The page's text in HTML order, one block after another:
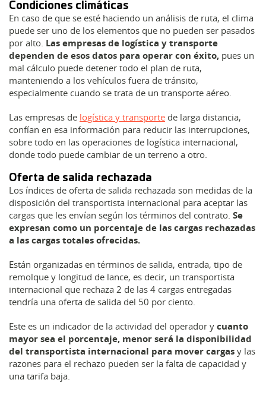
Condiciones climáticas
En caso de que se esté haciendo un análisis de ruta, el clima
puede ser uno de los elementos que no pueden ser pasados
por alto. Las empresas de logística y transporte
dependen de esos datos para operar con éxito, pues un
mal cálculo puede detener todo el plan de ruta,
manteniendo a los vehículos fuera de tránsito,
especialmente cuando se trata de un transporte aéreo.
Las empresas de logística y transporte de larga distancia,
confían en esa información para reducir las interrupciones,
sobre todo en las operaciones de logística internacional,
donde todo puede cambiar de un terreno a otro.
Oferta de salida rechazada
Los índices de oferta de salida rechazada son medidas de la
disposición del transportista internacional para aceptar las
cargas que les envían según los términos del contrato. Se
expresan como un porcentaje de las cargas rechazadas
a las cargas totales ofrecidas.
Están organizadas en términos de salida, entrada, tipo de
remolque y longitud de lance, es decir, un transportista
internacional que rechaza 2 de las 4 cargas entregadas
tendría una oferta de salida del 50 por ciento.
Este es un indicador de la actividad del operador y cuanto
mayor sea el porcentaje, menor será la disponibilidad
del transportista internacional para mover cargas y las
razones para el rechazo pueden ser la falta de capacidad y
una tarifa baja.